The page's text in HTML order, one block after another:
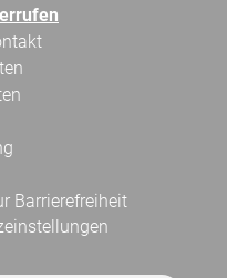
Barrierefreiheit